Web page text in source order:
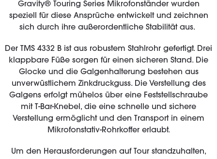
Gravity® Touring Series Mikrofonständer wurden
speziell für diese Ansprüche entwickelt und zeichnen
sich durch ihre außerordentliche Stabilität aus.
Der TMS 4332 B ist aus robustem Stahlrohr gefertigt. Drei
klappbare Füße sorgen für einen sicheren Stand. Die
Glocke und die Galgenhalterung bestehen aus
unverwüstlichem Zinkdruckguss. Die Verstellung des
Galgens erfolgt mühelos über eine Feststellschraube
mit T-Bar-Knebel, die eine schnelle und sichere
Verstellung ermöglicht und den Transport in einem
Mikrofonstativ-Rohrkoffer erlaubt.
Um den Herausforderungen auf Tour standzuhalten,